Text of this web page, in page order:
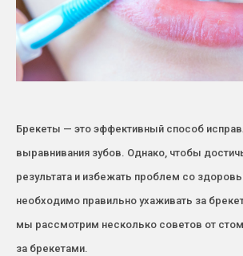
Брекеты — это эффективный способ
выравнивания зубов. Однако, чтобы
результата и избежать проблем со
необходимо правильно ухаживать за
мы рассмотрим несколько советов от
за брекетами.